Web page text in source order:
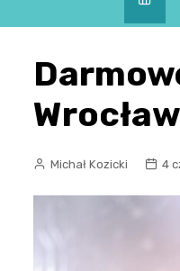
Michał Kozicki 4